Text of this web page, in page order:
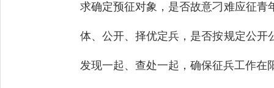
求确定预征对象，是否故意刁难应征
体、公开、择优定兵，是否按规定公
发现一起、查处一起，确保征兵工作在